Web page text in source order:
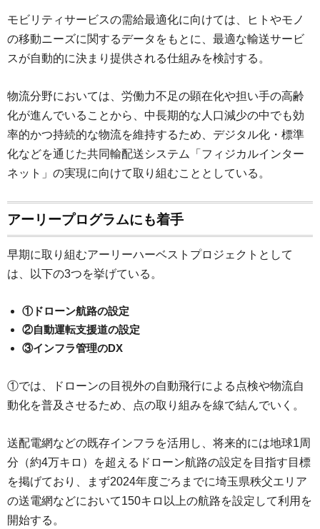
モビリティサービスの需給最適化に向けては、ヒトやモノ
の移動ニーズに関するデータをもとに、最適な輸送サービ
スが自動的に決まり提供される仕組みを検討する。
物流分野においては、労働力不足の顕在化や担い手の高齢
化が進んでいることから、中長期的な人口減少の中でも効
率的かつ持続的な物流を維持するため、デジタル化・標準
化などを通じた共同輸配送システム「フィジカルインター
ネット」の実現に向けて取り組むこととしている。
アーリープログラムにも着手
早期に取り組むアーリーハーベストプロジェクトとして
は、以下の3つを挙げている。
①ドローン航路の設定
②自動運転支援道の設定
③インフラ管理のDX
①では、ドローンの目視外の自動飛行による点検や物流自
動化を普及させるため、点の取り組みを線で結んでいく。
送配電網などの既存インフラを活用し、将来的には地球1周
分（約4万キロ）を超えるドローン航路の設定を目指す目標
を掲げており、まず2024年度ごろまでに埼玉県秩父エリア
の送電網などにおいて150キロ以上の航路を設定して利用を
開始する。